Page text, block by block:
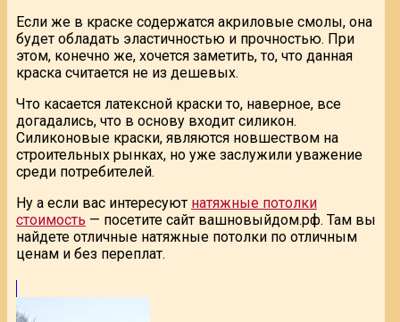
Если же в краске содержатся акриловые смолы, она
будет обладать эластичностью и прочностью. При
этом, конечно же, хочется заметить, то, что данная
краска считается не из дешевых.
Что касается латексной краски то, наверное, все
догадались, что в основу входит силикон.
Силиконовые краски, являются новшеством на
строительных рынках, но уже заслужили уважение
среди потребителей.
Ну а если вас интересуют натяжные потолки
стоимость — посетите сайт вашновыйдом.рф. Там вы
найдете отличные натяжные потолки по отличным
ценам и без переплат.